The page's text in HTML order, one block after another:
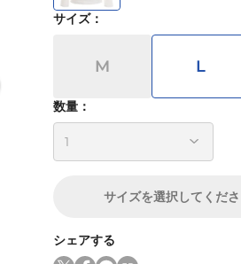
サイズ：
M L
数量：
サイズを選択してくだ
シェアする